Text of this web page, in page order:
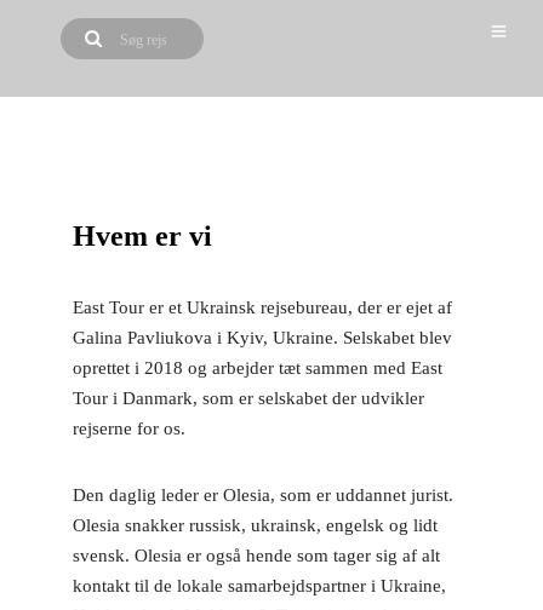
Hvem er vi
East Tour er et Ukrainsk rejsebureau, der er ejet af
Galina Pavliukova i Kyiv, Ukraine. Selskabet blev
oprettet i 2018 og arbejder tæt sammen med East
Tour i Danmark, som er selskabet der udvikler
rejserne for os.
Den daglig leder er Olesia, som er uddannet jurist.
Olesia snakker russisk, ukrainsk, engelsk og lidt
svensk. Olesia er også hende som tager sig af alt
kontakt til de lokale samarbejdspartner i Ukraine,